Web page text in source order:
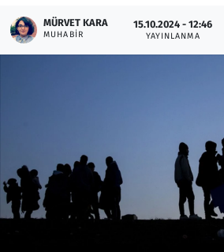
MÜRVET KARA
MUHABIR
15.10.2024 - 12:46
YAYINLANMA
Otomobil
Oyun
Rüya Tabirleri
Sağlık